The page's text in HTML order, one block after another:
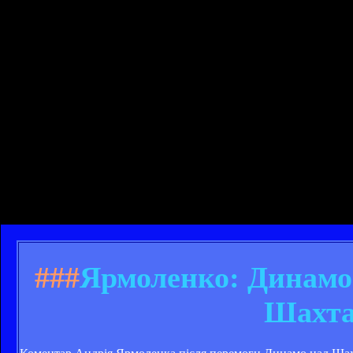
###Ярмоленко: Динамо